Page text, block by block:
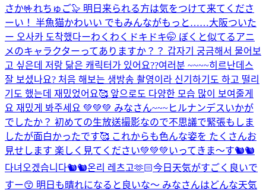
さか🤟れちゅご🦭 明日来られる方は気をつけて来てくださ
ーい！ 半魚猫かわいい でもみんながもっと……大阪ついた
ー 오사카 도착했다ーわくわくドキドキ🤭 ぼくと似てるアニ
メのキャラクターってありますか？？ 갑자기 궁금해서 물어보
고 싶은데 저랑 닮은 캐릭터가 있어요??여러분 ~~~~히르난데스
잘 보셨나요? 처음 해보는 생방송 촬영이라 신기하기도 하고 떨리
기도 했는데 재밌었어요🥰 앞으로도 다양한 모습 많이 보여줄게
요 재밌게 봐주세요 💚💚💚 みなさん~~~ヒルナンデスいかが
でしたか？ 初めての生放送撮影なので不思議で緊張もしま
したが面白かったです🥰 これからも色んな姿を たくさんお
見せします 楽しく見てください💚💚💚 いってきま〜す🐿🐿
다녀오겠습니다🐿🐿온리 레츠고🫶🏻今日天気がすごく良いで
すー😙 明日も晴れになると良いな〜 みなさんはどんな天気